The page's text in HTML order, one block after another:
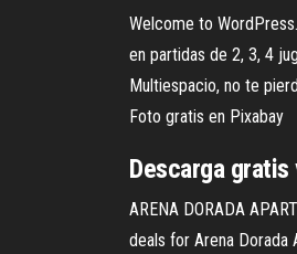
Welcome to
en partidas de 2, 3, 4
Multiespacio, no te
Foto gratis en Pixabay
Descarga
ARENA DORADA
deals for Arena Dorada